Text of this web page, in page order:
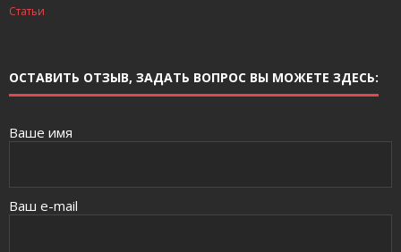
Статьи
ОСТАВИТЬ ОТЗЫВ, ЗАДАТЬ ВОПРОС ВЫ МОЖЕТЕ ЗДЕСЬ:
Ваше имя
Ваш e-mail